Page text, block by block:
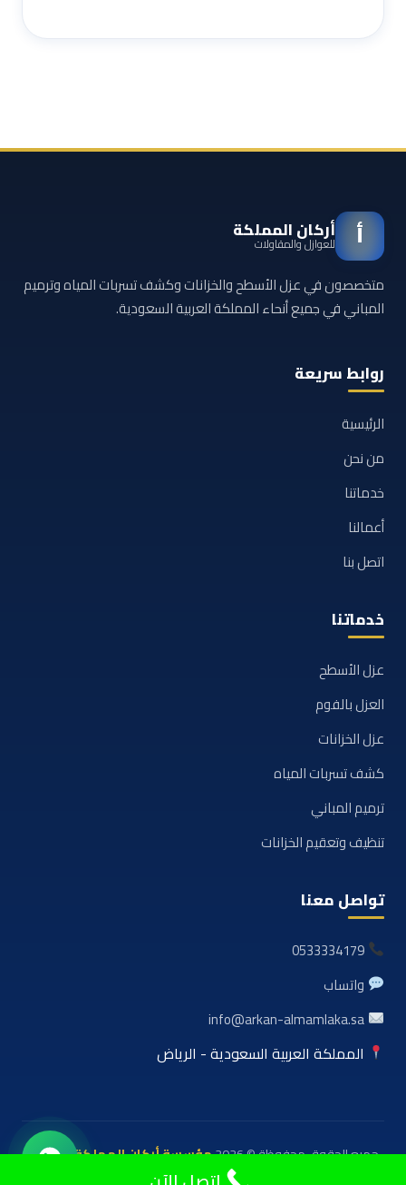
أ أركان المملكة
للعوازل والمقاولات
متخصصون في عزل الأسطح والخزانات وكشف تسربات المياه وترميم
المباني في جميع أنحاء المملكة العربية السعودية.
روابط سريعة
الرئيسية
من نحن
خدماتنا
أعمالنا
اتصل بنا
خدماتنا
عزل الأسطح
العزل بالفوم
عزل الخزانات
كشف تسربات المياه
ترميم المباني
تنظيف وتعقيم الخزانات
تواصل معنا
0533334179
واتساب
info@arkan-almamlaka.sa
المملكة العربية السعودية - الرياض
جميع الحقوق محفوظة © 2026
مؤسسة أركان المملكة للعوازل
والمقاولات